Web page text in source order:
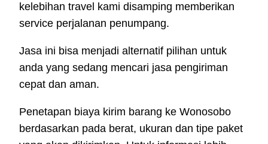
kelebihan travel kami disamping memberikan
service perjalanan penumpang.
Jasa ini bisa menjadi alternatif pilihan untuk
anda yang sedang mencari jasa pengiriman
cepat dan aman.
Penetapan biaya kirim barang ke Wonosobo
berdasarkan pada berat, ukuran dan tipe paket